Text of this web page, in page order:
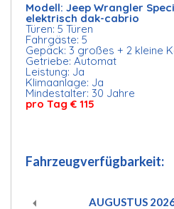
Modell: Jeep Wrangler
elektrisch dak-cabrio
Türen: 5 Türen
Fahrgäste: 5
Gepäck: 3 großes + 2 kleine
Getriebe: Automat
Leistung: Ja
Klimaanlage: Ja
Mindestalter: 30 Jahre
pro Tag € 115
Fahrzeugverfügbarkeit:
AUGUSTUS